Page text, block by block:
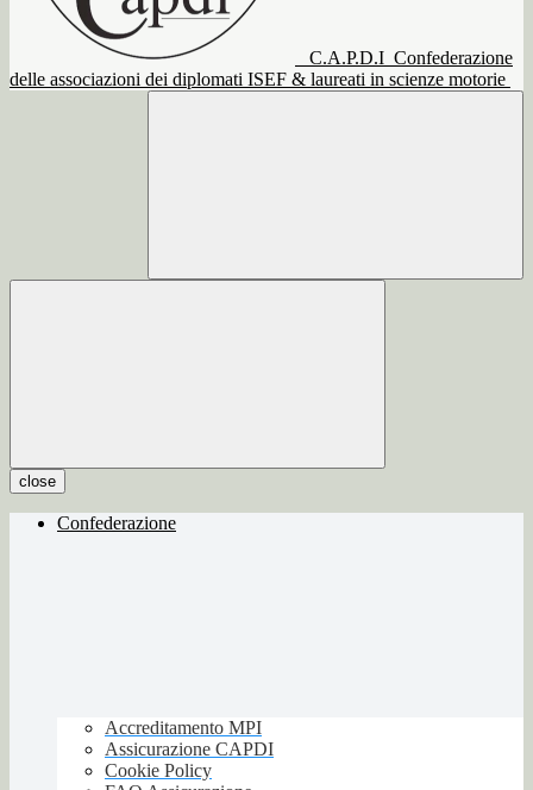
C.A.P.D.I Confederazione
delle associazioni dei diplomati ISEF & laureati in scienze motorie
close
Confederazione
Accreditamento MPI
Assicurazione CAPDI
Cookie Policy